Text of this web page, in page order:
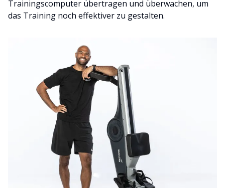
Trainingscomputer übertragen und überwachen, um
das Training noch effektiver zu gestalten.